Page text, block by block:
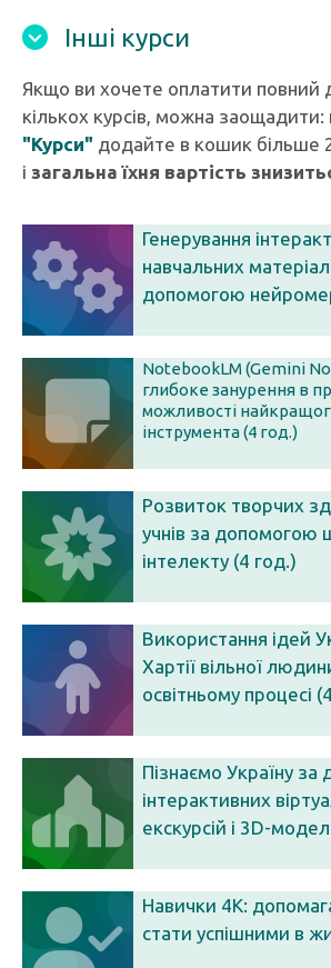
Інші курси
Якщо ви хочете оплатити повний
кількох курсів, можна заощадити:
"Курси" додайте в кошик більше
і загальна їхня вартість
Генерування
навчальних
допомогою
NotebookLM (Gemini
глибоке занурення в
можливості
інструмента (4 год.)
Розвиток творчих
учнів за допомогою
інтелекту (4 год.)
Використання ідей
Хартії вільної
освітньому процесі
Пізнаємо Україну
інтерактивних
екскурсій і 3D-
Навички 4К:
стати успішними в